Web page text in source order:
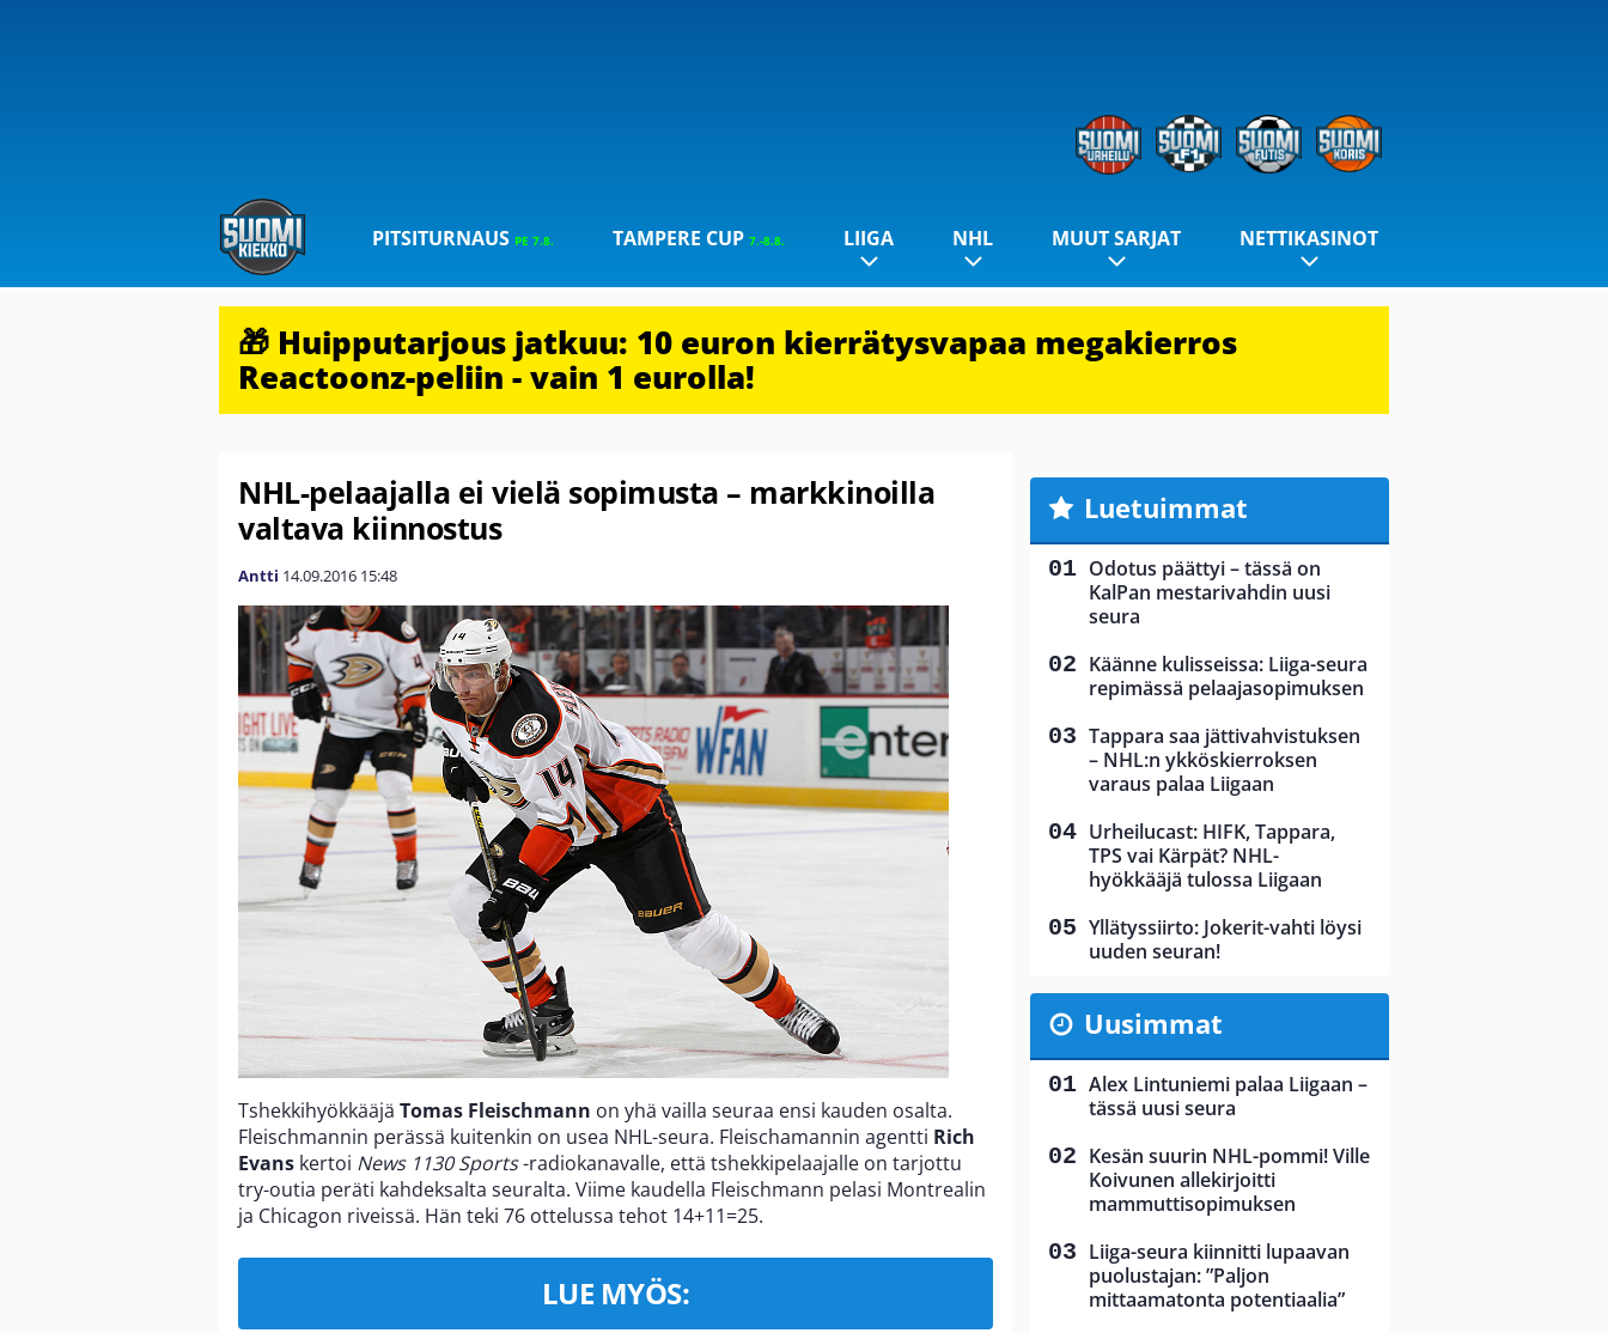
PITSITURNAUS PE 7.8. TAMPERE CUP 7.-8.8. LIIGA NHL MUUT SARJAT NETTIKASINOT
🎁 Huipputarjous jatkuu: 10 euron kierrätysvapaa megakierros
Reactoonz-peliin - vain 1 eurolla!
NHL-pelaajalla ei vielä sopimusta – markkinoilla
valtava kiinnostus
Antti 14.09.2016 15:48
Tshekkihyökkääjä Tomas Fleischmann on yhä vailla seuraa ensi kauden osalta.
Fleischmannin perässä kuitenkin on usea NHL-seura. Fleischamannin agentti Rich
Evans kertoi News 1130 Sports-radiokanavalle, että tshekkipelaajalle on tarjottu
try-outia peräti kahdeksalta seuralta. Viime kaudella Fleischmann pelasi Montrealin
ja Chicagon riveissä. Hän teki 76 ottelussa tehot 14+11=25.
LUE MYÖS:
Luetuimmat
Odotus päättyi – tässä on
KalPan mestarivahdin uusi
seura
Käänne kulisseissa: Liiga-seura
repimässä pelaajasopimuksen
Tappara saa jättivahvistuksen
– NHL:n ykköskierroksen
varaus palaa Liigaan
Urheilucast: HIFK, Tappara,
TPS vai Kärpät? NHL-
hyökkääjä tulossa Liigaan
Yllätyssiirto: Jokerit-vahti löysi
uuden seuran!
Uusimmat
Alex Lintuniemi palaa Liigaan –
tässä uusi seura
Kesän suurin NHL-pommi! Ville
Koivunen allekirjoitti
mammuttisopimuksen
Liiga-seura kiinnitti lupaavan
puolustajan: ”Paljon
mittaamatonta potentiaalia”